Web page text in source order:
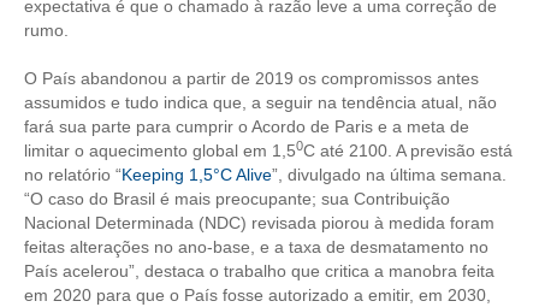
REVISÃO DE APOSENTADORIA
FGTS EXPURGOS
FGTS CORREÇÃO
LEGISLAÇÃO
LEI 4.950-A/1966 – PISO SALARIAL
LEI 5.194/1966 – REGULAMENTAÇÃO DA PROFISSÃO
expectativa é que o chamado à razão leve a uma correção de
rumo.
O País abandonou a partir de 2019 os compromissos antes
assumidos e tudo indica que, a seguir na tendência atual, não
fará sua parte para cumprir o Acordo de Paris e a meta de
limitar o aquecimento global em 1,50C até 2100. A previsão está
no relatório “Keeping 1,5°C Alive”, divulgado na última semana.
“O caso do Brasil é mais preocupante; sua Contribuição
Nacional Determinada (NDC) revisada piorou à medida foram
feitas alterações no ano-base, e a taxa de desmatamento no
País acelerou”, destaca o trabalho que critica a manobra feita
em 2020 para que o País fosse autorizado a emitir, em 2030,